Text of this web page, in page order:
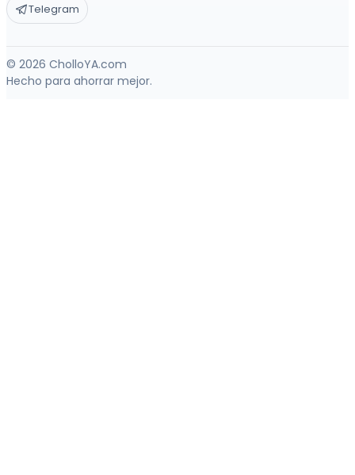
Telegram
© 2026 CholloYA.com
Hecho para ahorrar mejor.